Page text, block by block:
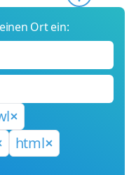
Ort ein:
html